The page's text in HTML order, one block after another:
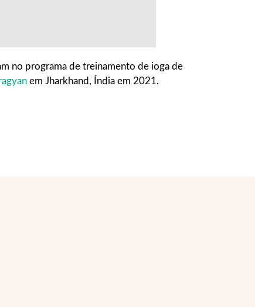
no programa de treinamento de ioga de
em Jharkhand, Índia em 2021.